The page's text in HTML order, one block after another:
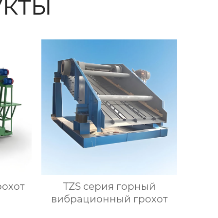
TZS серия горный
вибрационный грохот